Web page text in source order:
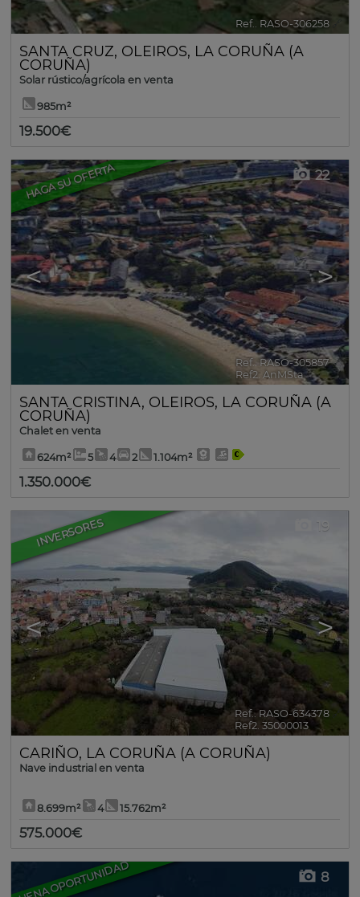
Ref.. RASO-306258
SANTA CRUZ, OLEIROS, LA CORUÑA (A
CORUÑA)
Solar rústico/agrícola en venta
985m²
19.500€
HAGA SU OFERTA
< >
22
Ref.. RASO-305857 🔗
Ref2. AnMSta
SANTA CRISTINA, OLEIROS, LA CORUÑA (A
CORUÑA)
Chalet en venta
624m² 5 4 2 1.104m²
1.350.000€
INVERSORES
< >
19
Ref.. RASO-634378 🔗
Ref2. 35000013
CARIÑO, LA CORUÑA (A CORUÑA)
Nave industrial en venta
8.699m² 4 15.762m²
575.000€
BUENA OPORTUNIDAD 8